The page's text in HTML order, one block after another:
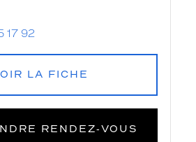
17 92
LA FICHE
RENDEZ‑VOUS